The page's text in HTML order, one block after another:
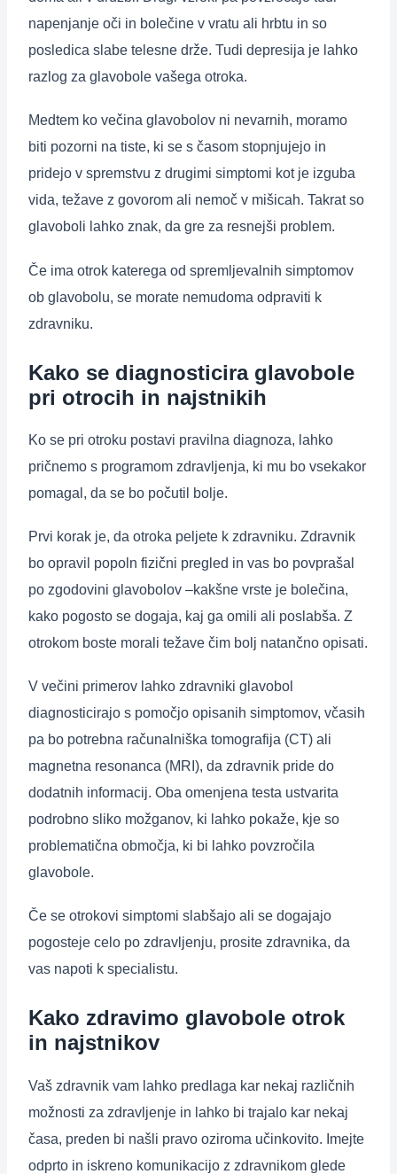
napenjanje oči in bolečine v vratu ali hrbtu in so
posledica slabe telesne drže. Tudi depresija je lahko
razlog za glavobole vašega otroka.
Medtem ko večina glavobolov ni nevarnih, moramo
biti pozorni na tiste, ki se s časom stopnjujejo in
pridejo v spremstvu z drugimi simptomi kot je izguba
vida, težave z govorom ali nemoč v mišicah. Takrat so
glavoboli lahko znak, da gre za resnejši problem.
Če ima otrok katerega od spremljevalnih simptomov
ob glavobolu, se morate nemudoma odpraviti k
zdravniku.
Kako se diagnosticira glavobole
pri otrocih in najstnikih
Ko se pri otroku postavi pravilna diagnoza, lahko
pričnemo s programom zdravljenja, ki mu bo vsekakor
pomagal, da se bo počutil bolje.
Prvi korak je, da otroka peljete k zdravniku. Zdravnik
bo opravil popoln fizični pregled in vas bo povprašal
po zgodovini glavobolov –kakšne vrste je bolečina,
kako pogosto se dogaja, kaj ga omili ali poslabša. Z
otrokom boste morali težave čim bolj natančno opisati.
V večini primerov lahko zdravniki glavobol
diagnosticirajo s pomočjo opisanih simptomov, včasih
pa bo potrebna računalniška tomografija (CT) ali
magnetna resonanca (MRI), da zdravnik pride do
dodatnih informacij. Oba omenjena testa ustvarita
podrobno sliko možganov, ki lahko pokaže, kje so
problematična območja, ki bi lahko povzročila
glavobole.
Če se otrokovi simptomi slabšajo ali se dogajajo
pogosteje celo po zdravljenju, prosite zdravnika, da
vas napoti k specialistu.
Kako zdravimo glavobole otrok
in najstnikov
Vaš zdravnik vam lahko predlaga kar nekaj različnih
možnosti za zdravljenje in lahko bi trajalo kar nekaj
časa, preden bi našli pravo oziroma učinkovito. Imejte
odprto in iskreno komunikacijo z zdravnikom glede